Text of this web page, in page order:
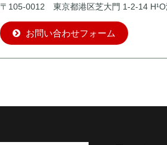
〒105-0012 東京都港区芝大門 1-2-14 H¹O
お問い合わせフォーム